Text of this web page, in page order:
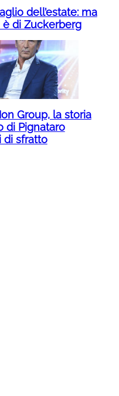
dell’estate: ma
di Zuckerberg
Group, la storia
di Pignataro
di sfratto